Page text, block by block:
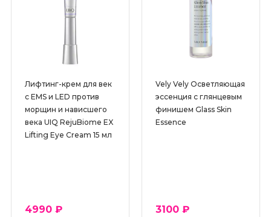
Лифтинг-крем для век
с EMS и LED против
морщин и нависшего
века UIQ RejuBiome EX
Lifting Eye Cream 15 мл
4990 ₽
Vely Vely Осветляющая
эссенция с глянцевым
финишем Glass Skin
Essence
3100 ₽